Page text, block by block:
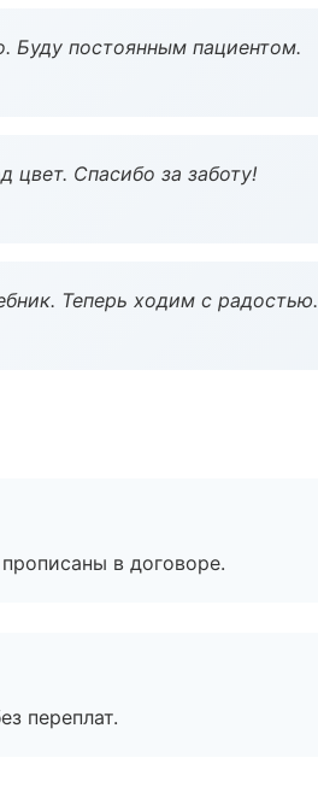
Буду постоянным пациентом.
цвет. Спасибо за заботу!
Теперь ходим с радостью.
в договоре.
переплат.